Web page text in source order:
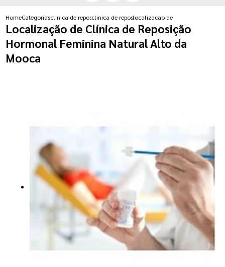
HomeCategoriasclinica de reposicao hormonalclinica de reposicao hormonal para menopausa
localizacao de clinica de
Localização de Clínica de Reposição
Hormonal Feminina Natural Alto da
Mooca